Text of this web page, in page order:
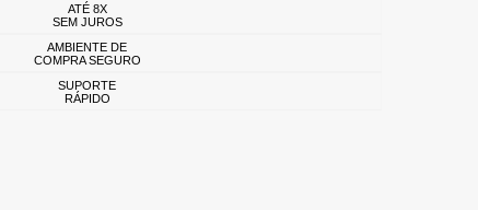
ATÉ 8X
SEM JUROS
AMBIENTE DE
COMPRA SEGURO
SUPORTE
RÁPIDO